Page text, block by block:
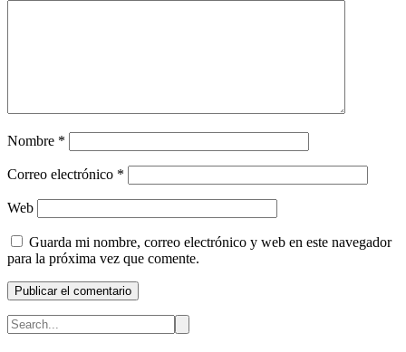
Nombre *
Correo electrónico *
Web
Guarda mi nombre, correo electrónico y web en este navegador
para la próxima vez que comente.